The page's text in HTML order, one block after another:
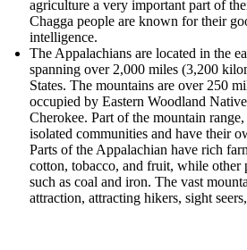
agriculture a very important part of
Chagga people are known for their
intelligence.
The Appalachians are located in the
spanning over 2,000 miles (3,200
States. The mountains are over 250
occupied by Eastern Woodland
Cherokee. Part of the mountain
isolated communities and have their
Parts of the Appalachian have rich
cotton, tobacco, and fruit, while other
such as coal and iron. The vast
attraction, attracting hikers, sight